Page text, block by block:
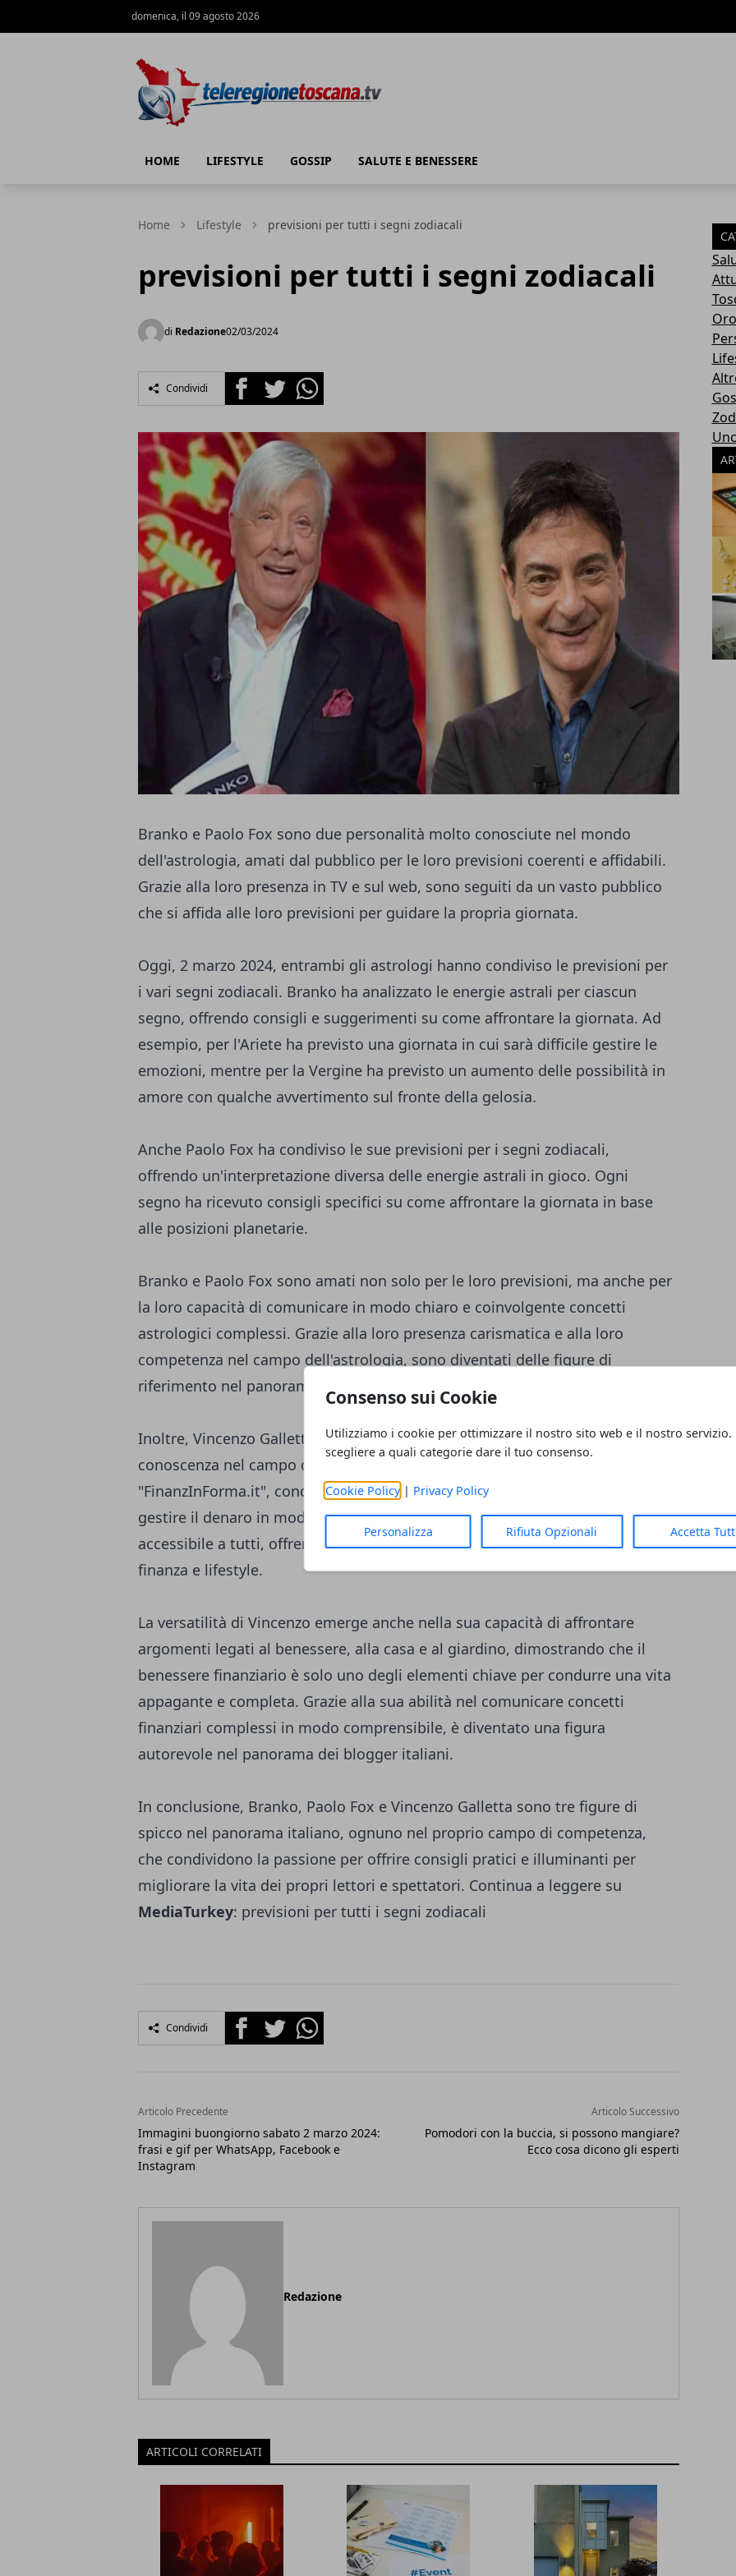
Consenso sui Cookie
Utilizziamo i cookie per ottimizzare il nostro sito web e il nostro servizio.
scegliere a quali categorie dare il tuo consenso.
Cookie Policy| Privacy Policy
Personalizza Rifiuta Opzionali Accetta
domenica, il 09 agosto 2026
HOME LIFESTYLE GOSSIP SALUTE E BENESSERE
Home Lifestyle previsioni per tutti i segni zodiacali
previsioni per tutti i segni zodiacali
di Redazione02/03/2024
Condividi FacebookTwitterWhatsapp
Branko e Paolo Fox sono due personalità molto conosciute nel mondo
dell'astrologia, amati dal pubblico per le loro previsioni coerenti e affidabili.
Grazie alla loro presenza in TV e sul web, sono seguiti da un vasto pubblico
che si affida alle loro previsioni per guidare la propria giornata.
Oggi, 2 marzo 2024, entrambi gli astrologi hanno condiviso le previsioni per
i vari segni zodiacali. Branko ha analizzato le energie astrali per ciascun
segno, offrendo consigli e suggerimenti su come affrontare la giornata. Ad
esempio, per l'Ariete ha previsto una giornata in cui sarà difficile gestire le
emozioni, mentre per la Vergine ha previsto un aumento delle possibilità in
amore con qualche avvertimento sul fronte della gelosia.
Anche Paolo Fox ha condiviso le sue previsioni per i segni zodiacali,
offrendo un'interpretazione diversa delle energie astrali in gioco. Ogni
segno ha ricevuto consigli specifici su come affrontare la giornata in base
alle posizioni planetarie.
Branko e Paolo Fox sono amati non solo per le loro previsioni, ma anche per
la loro capacità di comunicare in modo chiaro e coinvolgente concetti
astrologici complessi. Grazie alla loro presenza carismatica e alla loro
competenza nel campo dell'astrologia, sono diventati delle figure di
riferimento nel panorama astrologico italiano.
Inoltre, Vincenzo Galletta è un rinomato blogger italiano con una vasta
conoscenza nel campo della finanza e dell'economia. Attraverso il suo blog
"FinanzInForma.it", condivide consigli pratici e strategie intelligenti per
gestire il denaro in modo saggio. La sua missione è rendere la finanza
accessibile a tutti, offrendo un approccio educativo e informativo che unisce
finanza e lifestyle.
La versatilità di Vincenzo emerge anche nella sua capacità di affrontare
argomenti legati al benessere, alla casa e al giardino, dimostrando che il
benessere finanziario è solo uno degli elementi chiave per condurre una vita
appagante e completa. Grazie alla sua abilità nel comunicare concetti
finanziari complessi in modo comprensibile, è diventato una figura
autorevole nel panorama dei blogger italiani.
In conclusione, Branko, Paolo Fox e Vincenzo Galletta sono tre figure di
spicco nel panorama italiano, ognuno nel proprio campo di competenza,
che condividono la passione per offrire consigli pratici e illuminanti per
migliorare la vita dei propri lettori e spettatori. Continua a leggere su
MediaTurkey: previsioni per tutti i segni zodiacali
Condividi FacebookTwitterWhatsapp
Articolo Precedente
Immagini buongiorno sabato 2 marzo 2024:
frasi e gif per WhatsApp, Facebook e
Instagram
Articolo Successivo
Pomodori con la buccia, si possono mangiare?
Ecco cosa dicono gli esperti
Redazione
ARTICOLI CORRELATI